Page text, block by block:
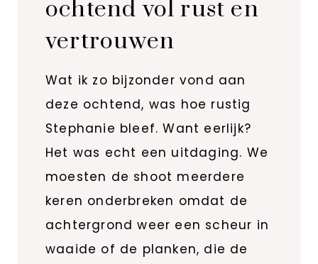
ochtend vol rust en
vertrouwen
Wat ik zo bijzonder vond aan
deze ochtend, was hoe rustig
Stephanie bleef. Want eerlijk?
Het was echt een uitdaging. We
moesten de shoot meerdere
keren onderbreken omdat de
achtergrond weer een scheur in
waaide of de planken, die de